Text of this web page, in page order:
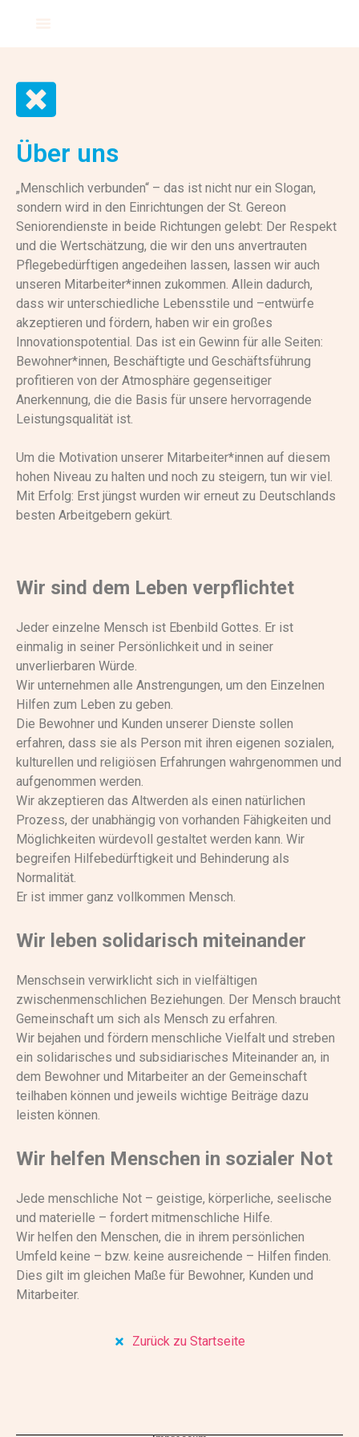
Über uns
„Menschlich verbunden“ – das ist nicht nur ein Slogan,
sondern wird in den Einrichtungen der St. Gereon
Seniorendienste in beide Richtungen gelebt: Der Respekt
und die Wertschätzung, die wir den uns anvertrauten
Pflegebedürftigen angedeihen lassen, lassen wir auch
unseren Mitarbeiter*innen zukommen. Allein dadurch,
dass wir unterschiedliche Lebensstile und –entwürfe
akzeptieren und fördern, haben wir ein großes
Innovationspotential. Das ist ein Gewinn für alle Seiten:
Bewohner*innen, Beschäftigte und Geschäftsführung
profitieren von der Atmosphäre gegenseitiger
Anerkennung, die die Basis für unsere hervorragende
Leistungsqualität ist.
Um die Motivation unserer Mitarbeiter*innen auf diesem
hohen Niveau zu halten und noch zu steigern, tun wir viel.
Mit Erfolg: Erst jüngst wurden wir erneut zu Deutschlands
besten Arbeitgebern gekürt.
Wir sind dem Leben verpflichtet
Jeder einzelne Mensch ist Ebenbild Gottes. Er ist
einmalig in seiner Persönlichkeit und in seiner
unverlierbaren Würde.
Wir unternehmen alle Anstrengungen, um den Einzelnen
Hilfen zum Leben zu geben.
Die Bewohner und Kunden unserer Dienste sollen
erfahren, dass sie als Person mit ihren eigenen sozialen,
kulturellen und religiösen Erfahrungen wahrgenommen und
aufgenommen werden.
Wir akzeptieren das Altwerden als einen natürlichen
Prozess, der unabhängig von vorhanden Fähigkeiten und
Möglichkeiten würdevoll gestaltet werden kann. Wir
begreifen Hilfebedürftigkeit und Behinderung als
Normalität.
Er ist immer ganz vollkommen Mensch.
Wir leben solidarisch miteinander
Menschsein verwirklicht sich in vielfältigen
zwischenmenschlichen Beziehungen. Der Mensch braucht
Gemeinschaft um sich als Mensch zu erfahren.
Wir bejahen und fördern menschliche Vielfalt und streben
ein solidarisches und subsidiarisches Miteinander an, in
dem Bewohner und Mitarbeiter an der Gemeinschaft
teilhaben können und jeweils wichtige Beiträge dazu
leisten können.
Wir helfen Menschen in sozialer Not
Jede menschliche Not – geistige, körperliche, seelische
und materielle – fordert mitmenschliche Hilfe.
Wir helfen den Menschen, die in ihrem persönlichen
Umfeld keine – bzw. keine ausreichende – Hilfen finden.
Dies gilt im gleichen Maße für Bewohner, Kunden und
Mitarbeiter.
Zurück zu Startseite